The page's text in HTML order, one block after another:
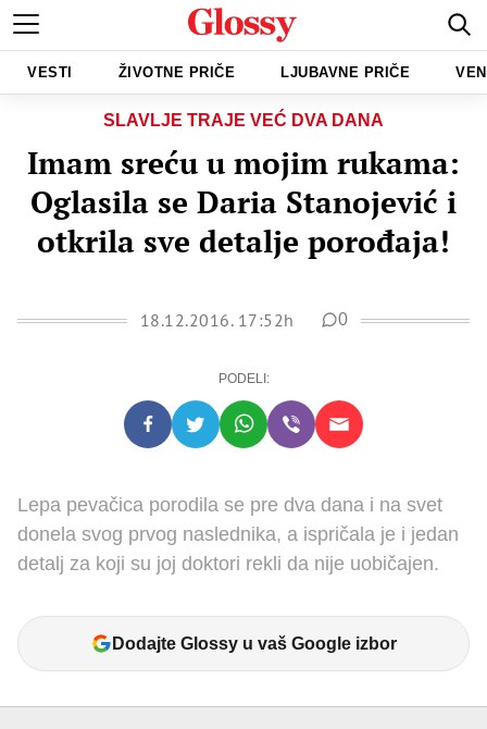
VESTI ŽIVOTNE PRIČE LJUBAVNE PRIČE
SLAVLJE TRAJE VEĆ DVA DANA
Imam sreću u mojim rukama:
Oglasila se Daria Stanojević i
otkrila sve detalje porođaja!
18.12.2016. 17:52h 0
PODELI:
Lepa pevačica porodila se pre dva dana i na svet
donela svog prvog naslednika, a ispričala je i jedan
detalj za koji su joj doktori rekli da nije uobičajen.
Dodajte Glossy u vaš Google izbor